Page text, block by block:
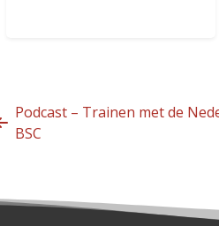
Podcast – Trainen met de
BSC